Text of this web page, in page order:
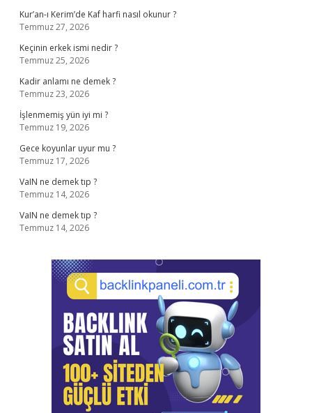
Kur’an-ı Kerim’de Kaf harfi nasıl okunur ?
Temmuz 27, 2026
Keçinin erkek ismi nedir ?
Temmuz 25, 2026
Kadir anlamı ne demek ?
Temmuz 23, 2026
İşlenmemiş yün iyi mi ?
Temmuz 19, 2026
Gece koyunlar uyur mu ?
Temmuz 17, 2026
VaIN ne demek tıp ?
Temmuz 14, 2026
VaIN ne demek tıp ?
Temmuz 14, 2026